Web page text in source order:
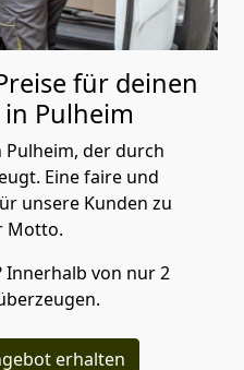
für deinen
Pulheim
der durch
Eine faire und
unsere Kunden zu
Motto.
Innerhalb von nur 2
erhalten